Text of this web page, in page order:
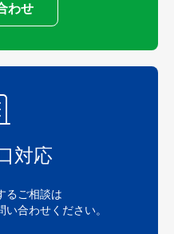
わせ
対応
るご相談は
合わせください。